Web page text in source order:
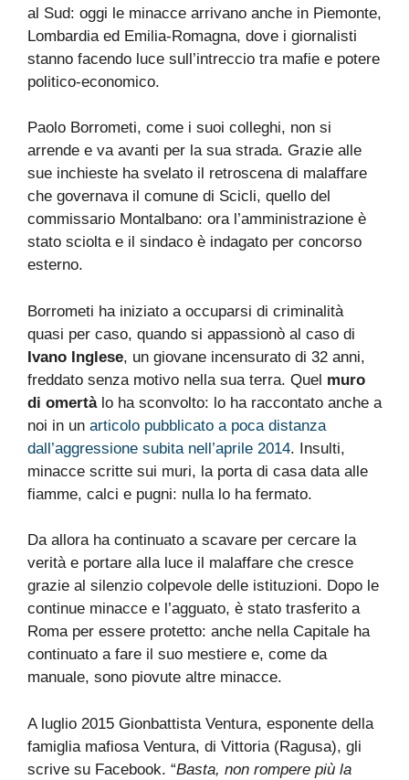
al Sud: oggi le minacce arrivano anche in Piemonte,
Lombardia ed Emilia-Romagna, dove i giornalisti
stanno facendo luce sull’intreccio tra mafie e potere
politico-economico.
Paolo Borrometi, come i suoi colleghi, non si
arrende e va avanti per la sua strada. Grazie alle
sue inchieste ha svelato il retroscena di malaffare
che governava il comune di Scicli, quello del
commissario Montalbano: ora l’amministrazione è
stato sciolta e il sindaco è indagato per concorso
esterno.
Borrometi ha iniziato a occuparsi di criminalità
quasi per caso, quando si appassionò al caso di
Ivano Inglese, un giovane incensurato di 32 anni,
freddato senza motivo nella sua terra. Quel muro
di omertàlo ha sconvolto: lo ha raccontato anche a
noi in un articolo pubblicato a poca distanza
dall’aggressione subita nell’aprile 2014. Insulti,
minacce scritte sui muri, la porta di casa data alle
fiamme, calci e pugni: nulla lo ha fermato.
Da allora ha continuato a scavare per cercare la
verità e portare alla luce il malaffare che cresce
grazie al silenzio colpevole delle istituzioni. Dopo le
continue minacce e l’agguato, è stato trasferito a
Roma per essere protetto: anche nella Capitale ha
continuato a fare il suo mestiere e, come da
manuale, sono piovute altre minacce.
A luglio 2015 Gionbattista Ventura, esponente della
famiglia mafiosa Ventura, di Vittoria (Ragusa), gli
scrive su Facebook. “Basta, non rompere più la